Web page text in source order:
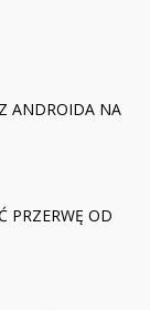
ANDROIDA NA
PRZERWĘ OD